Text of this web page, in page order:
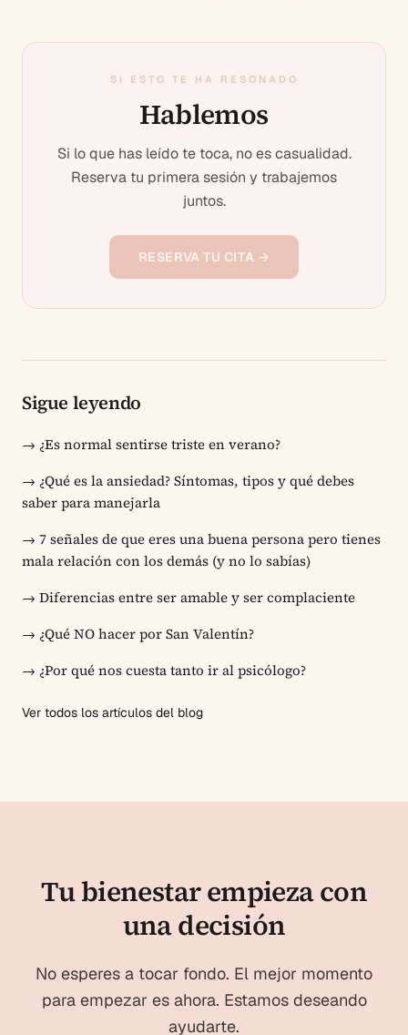
SI ESTO TE HA RESONADO
Hablemos
Si lo que has leído te toca, no es casualidad.
Reserva tu primera sesión y trabajemos
juntos.
RESERVA TU CITA →
Sigue leyendo
→ ¿Es normal sentirse triste en verano?
→ ¿Qué es la ansiedad? Síntomas, tipos y qué debes
saber para manejarla
→ 7 señales de que eres una buena persona pero tienes
mala relación con los demás (y no lo sabías)
→ Diferencias entre ser amable y ser complaciente
→ ¿Qué NO hacer por San Valentín?
→ ¿Por qué nos cuesta tanto ir al psicólogo?
Ver todos los artículos del blog
Tu bienestar empieza con
una decisión
No esperes a tocar fondo. El mejor momento
para empezar es ahora. Estamos deseando
ayudarte.